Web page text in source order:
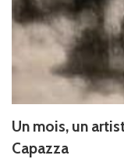
Un mois, un
Capazza